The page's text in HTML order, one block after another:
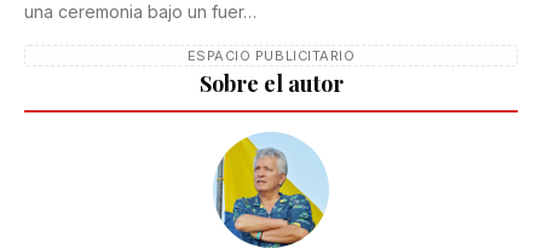
una ceremonia bajo un fuer…
ESPACIO PUBLICITARIO
Sobre el autor